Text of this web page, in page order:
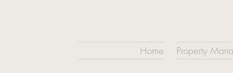
Home Property